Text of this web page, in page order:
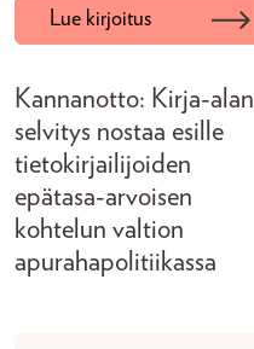
Lue kirjoitus
Kannanotto: Kirja-alan
selvitys nostaa esille
tietokirjailijoiden
epätasa-arvoisen
kohtelun valtion
apurahapolitiikassa